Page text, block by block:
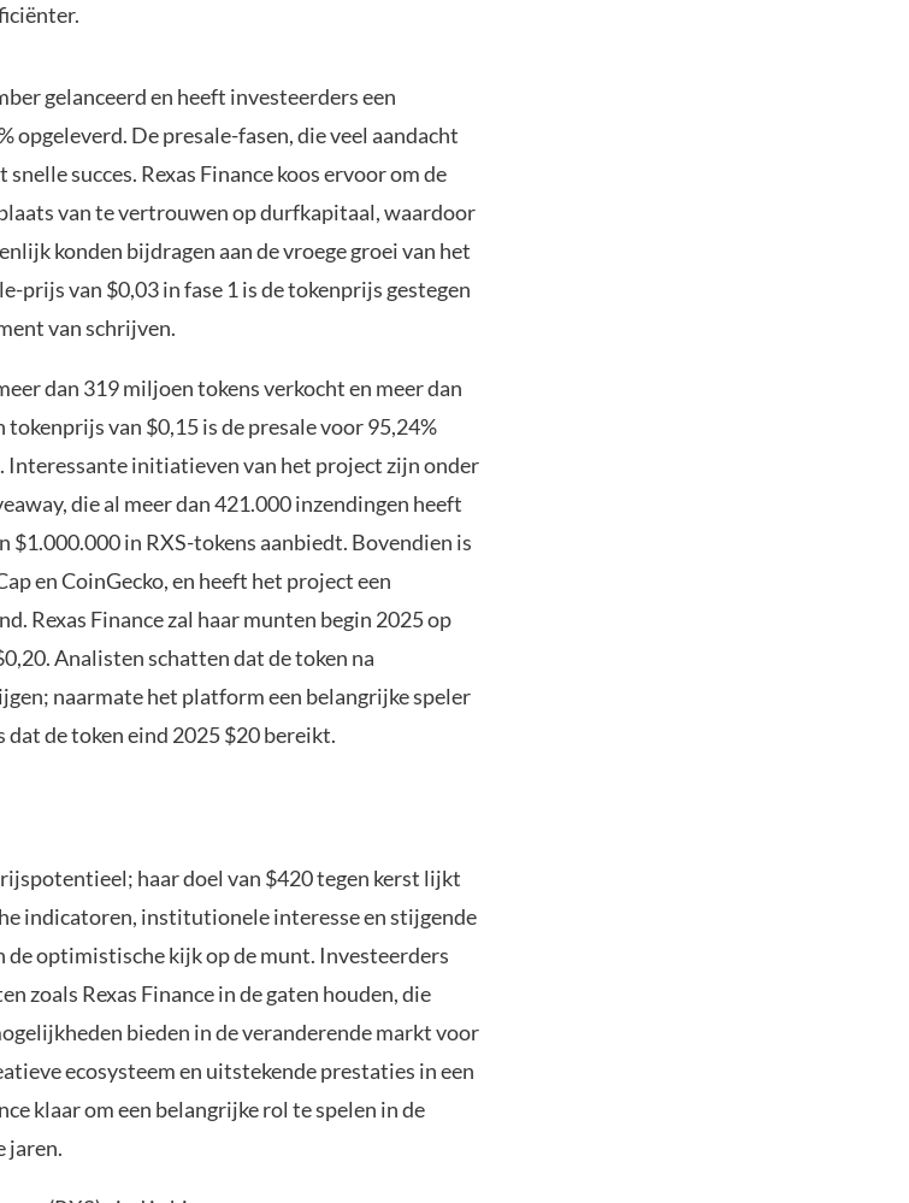
gelanceerd en heeft investeerders een
opgeleverd. De presale-fasen, die veel aandacht
succes. Rexas Finance koos ervoor om de
van te vertrouwen op durfkapitaal, waardoor
konden bijdragen aan de vroege groei van het
prijs van $0,03 in fase 1 is de tokenprijs gestegen
van schrijven.
dan 319 miljoen tokens verkocht en meer dan
van $0,15 is de presale voor 95,24%
Interessante initiatieven van het project zijn onder
die al meer dan 421.000 inzendingen heeft
$1.000.000 in RXS-tokens aanbiedt. Bovendien is
en CoinGecko, en heeft het project een
Rexas Finance zal haar munten begin 2025 op
Analisten schatten dat de token na
naarmate het platform een belangrijke speler
dat de token eind 2025 $20 bereikt.
haar doel van $420 tegen kerst lijkt
indicatoren, institutionele interesse en stijgende
optimistische kijk op de munt. Investeerders
zoals Rexas Finance in de gaten houden, die
bieden in de veranderende markt voor
ecosysteem en uitstekende prestaties in een
klaar om een belangrijke rol te spelen in de
jaren.